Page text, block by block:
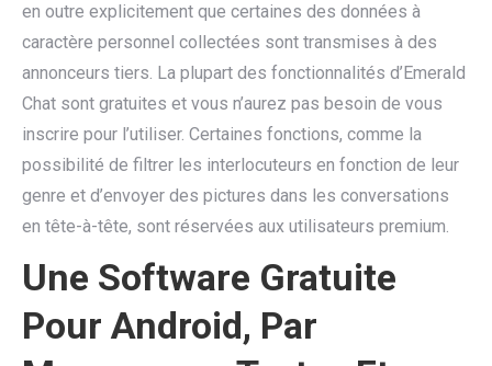
en outre explicitement que certaines des données à
caractère personnel collectées sont transmises à des
annonceurs tiers. La plupart des fonctionnalités d’Emerald
Chat sont gratuites et vous n’aurez pas besoin de vous
inscrire pour l’utiliser. Certaines fonctions, comme la
possibilité de filtrer les interlocuteurs en fonction de leur
genre et d’envoyer des pictures dans les conversations
en tête-à-tête, sont réservées aux utilisateurs premium.
Une Software Gratuite
Pour Android, Par